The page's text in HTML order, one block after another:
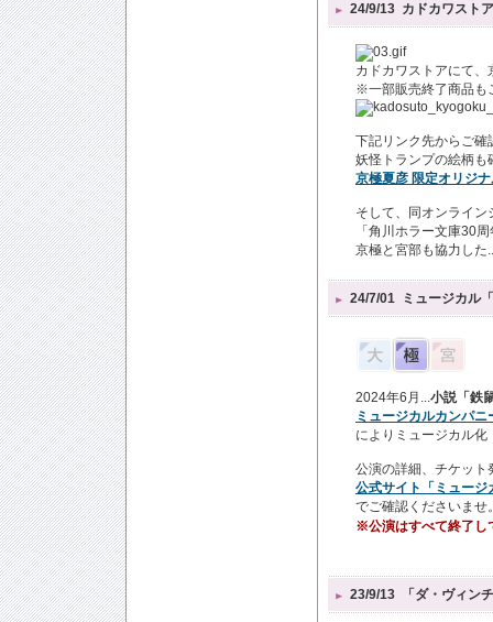
24/9/13 カドカワストア
カドカワストアにて
※一部販売終了商品も
下記リンク先からご確
妖怪トランプの絵柄も
京極夏彦 限定オリジ
そして、同オンライン
「角川ホラー文庫30
京極と宮部も協力した
24/7/01 ミュージカル
2024年6月...小説「鉄
ミュージカルカンパ
によりミュージカル化
公演の詳細、チケット
公式サイト「ミュージ
でご確認くださいませ
※公演はすべて終了し
23/9/13 「ダ・ヴィン